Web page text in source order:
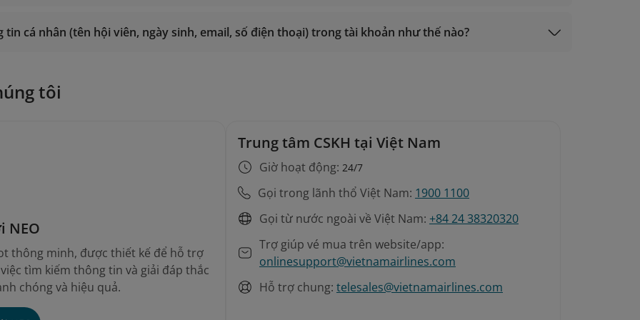
của Vietnam Airlinesđể được hướng dẫn trực tiếp.
(dành cho hội viên Titan, Bạc, Đăng ký);
nhập
tin cá nhân (tên hội viên, ngày sinh, email, số điện thoại) trong tài khoản như thế nào?
tôi
NEO
thông minh, được thiết kế để hỗ trợ
tìm kiếm thông tin và giải đáp thắc
chóng và hiệu quả.
Trung tâm CSKH tại Việt Nam
Giờ hoạt động: 24/7
Gọi trong lãnh thổ Việt Nam: 1900 1100
Gọi từ nước ngoài về Việt Nam: +84 24 38320320
Trợ giúp vé mua trên website/app:
onlinesupport@vietnamairlines.com
Hỗ trợ chung: telesales@vietnamairlines.com